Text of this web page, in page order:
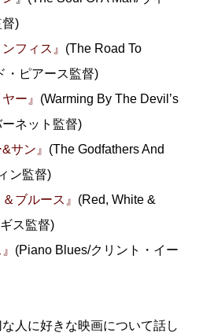
督)
フィス』 (The Road To
・ピアース監督)
ー』 (Warming By The Devil’s
ネット監督)
サン』 (The Godfathers And
ン監督)
ブルース』 (Red, White &
ス監督)
(Piano Blues/クリント・イー
人に好きな映画について話し